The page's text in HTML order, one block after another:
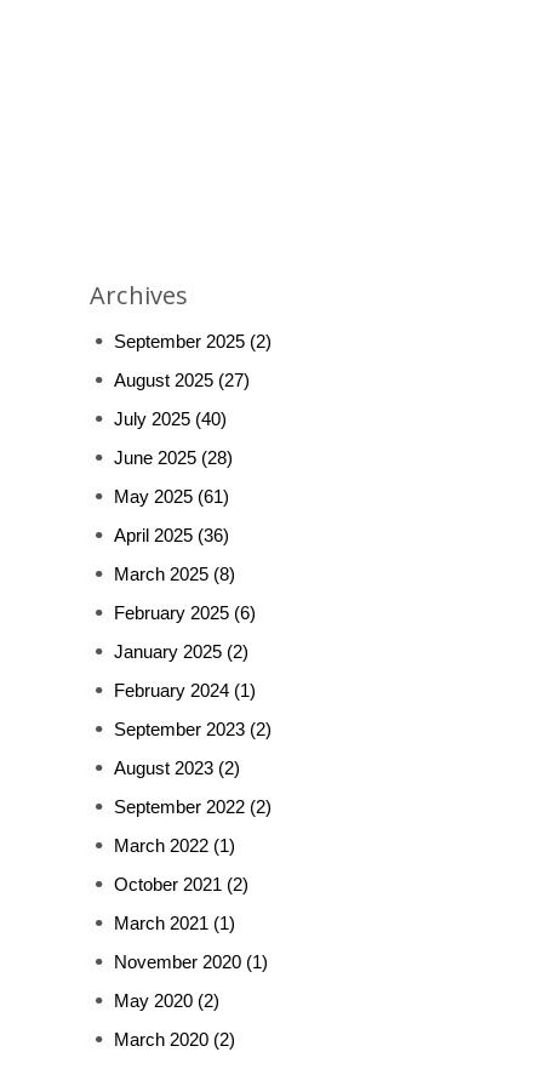
Archives
September 2025 (2)
August 2025 (27)
July 2025 (40)
June 2025 (28)
May 2025 (61)
April 2025 (36)
March 2025 (8)
February 2025 (6)
January 2025 (2)
February 2024 (1)
September 2023 (2)
August 2023 (2)
September 2022 (2)
March 2022 (1)
October 2021 (2)
March 2021 (1)
November 2020 (1)
May 2020 (2)
March 2020 (2)